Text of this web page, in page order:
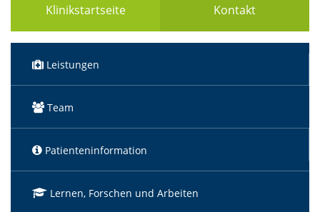
Klinikstartseite Kontakt
Leistungen
Team
Patienteninformation
Lernen, Forschen und Arbeiten